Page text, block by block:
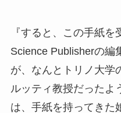
『すると、この手紙
Science Publisherの編
が、なんとトリノ大学
ルッティ教授だったよ
は、手紙を持ってきた